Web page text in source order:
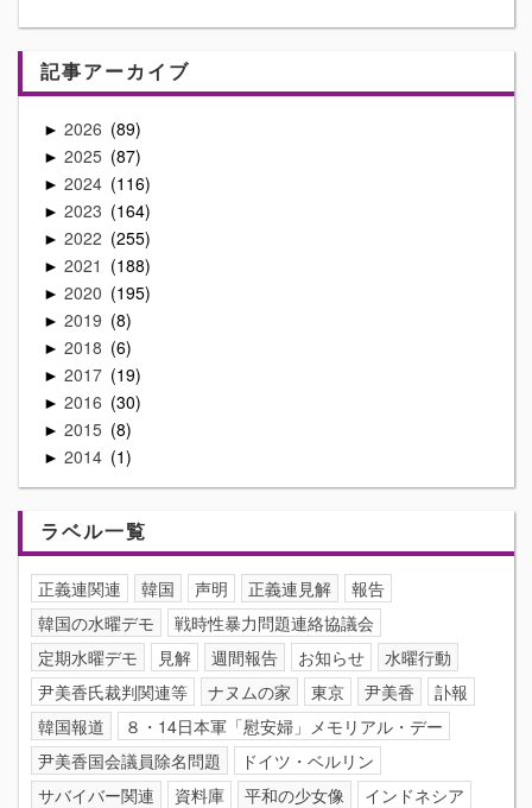
記事アーカイブ
► 2026 89
► 2025 87
► 2024 116
► 2023 164
► 2022 255
► 2021 188
► 2020 195
► 2019 8
► 2018 6
► 2017 19
► 2016 30
► 2015 8
► 2014 1
ラベル一覧
正義連関連 韓国 声明 正義連見解
報告
韓国の水曜デモ
戦時性暴力問題連絡協議会
定期水曜デモ
見解 週間報告 お知らせ
水曜行動
尹美香氏裁判関連等
ナヌムの家 東京 尹美香
訃報
韓国報道
８・14日本軍「慰安婦」メモリアル・デー
尹美香国会議員除名問題
ドイツ・ベルリン
サバイバー関連
資料庫 平和の少女像
インドネシア